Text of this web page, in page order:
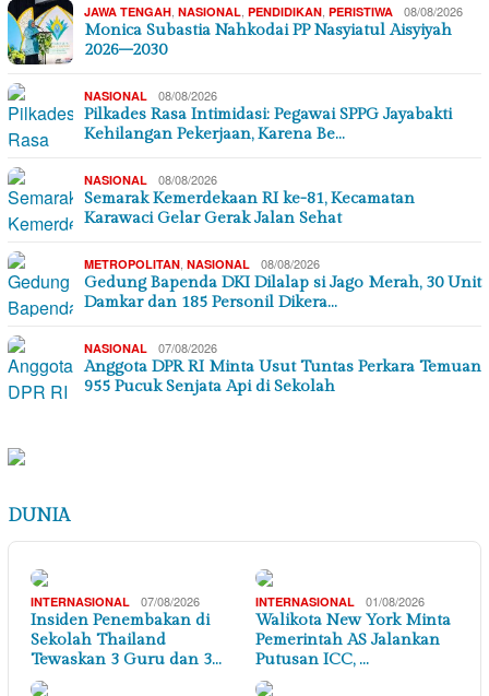
JAWA TENGAH NASIONAL PENDIDIKAN PERISTIWA 08/08/2026
Monica Subastia Nahkodai PP Nasyiatul Aisyiyah
2026–2030
NASIONAL 08/08/2026
Pilkades Rasa Intimidasi: Pegawai SPPG Jayabakti
Kehilangan Pekerjaan, Karena Be…
NASIONAL 08/08/2026
Semarak Kemerdekaan RI ke-81, Kecamatan
Karawaci Gelar Gerak Jalan Sehat
METROPOLITAN NASIONAL 08/08/2026
Gedung Bapenda DKI Dilalap si Jago Merah, 30 Unit
Damkar dan 185 Personil Dikera…
NASIONAL 07/08/2026
Anggota DPR RI Minta Usut Tuntas Perkara Temuan
955 Pucuk Senjata Api di Sekolah
DUNIA
INTERNASIONAL 07/08/2026
Insiden Penembakan di
Sekolah Thailand
Tewaskan 3 Guru dan 3…
INTERNASIONAL 01/08/2026
Walikota New York Minta
Pemerintah AS Jalankan
Putusan ICC, …